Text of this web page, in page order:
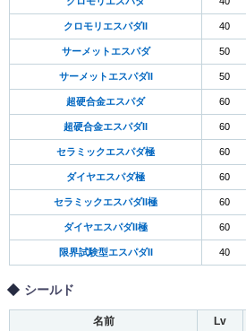
クロモリエスパダII 40
サーメットエスパダ 50
サーメットエスパダII 50
超硬合金エスパダ 60
超硬合金エスパダII 60
セラミックエスパダ極 60
ダイヤエスパダ極 60
セラミックエスパダII極 60
ダイヤエスパダII極 60
限界試験型エスパダII 40
シールド
名前 Lv